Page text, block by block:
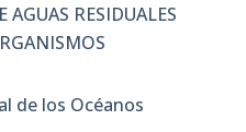
RESIDUALES
de los Océanos